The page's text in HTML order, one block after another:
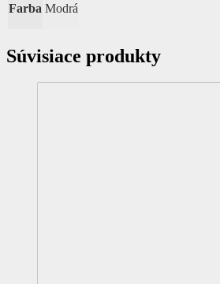
Farba Modrá
Súvisiace produkty